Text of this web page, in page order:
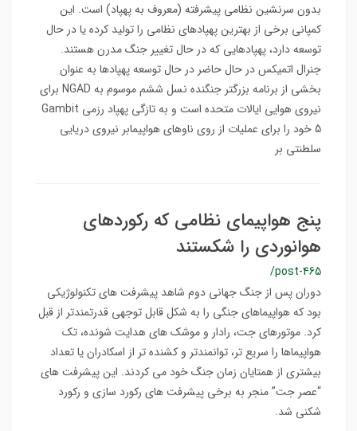
بدون سرنشین نظامی پیشرفته (معروف به پهپاد) است. این
کمپانی برخی از بهترین پهپادهای نظامی را تولید کرده یا در حال
توسعه دارد، پهپادهایی که در حال تغییر جنگ مدرن هستند.
جنرال اتمیکس در حال حاضر در حال توسعه پهپادها به عنوان
بخشی از برنامه بزرگتر جنگنده نسل ششم موسوم به NGAD برای
نیروی هوایی ایالات متحده است و به تازگی پهپاد رزمی Gambit
5 خود را برای عملیات از روی ناوهای هواپیمابر نیروی دریایی
سلطنتی بر
پنج هواپیمای نظامی که رکوردهای
هوانوردی را شکستند
/post-465
دوران پس از جنگ جهانی دوم شاهد پیشرفت های تکنولوژیکی
بود که هواپیماهای جنگی را به شکل قابل توجهی قدرتمندتر از قبل
کرد. موتورهای جت، رادار و موشک های هدایت شونده، تک
هواپیماها را سریع تر، توانمندتر و کشنده تر از اسکادران یا تعداد
بیشتری از همتایان زمان جنگ خود می کردند. این پیشرفت های
“عصر جت” منجر به برخی پیشرفت های رکورد سازی و رکورد
شکنی شد.